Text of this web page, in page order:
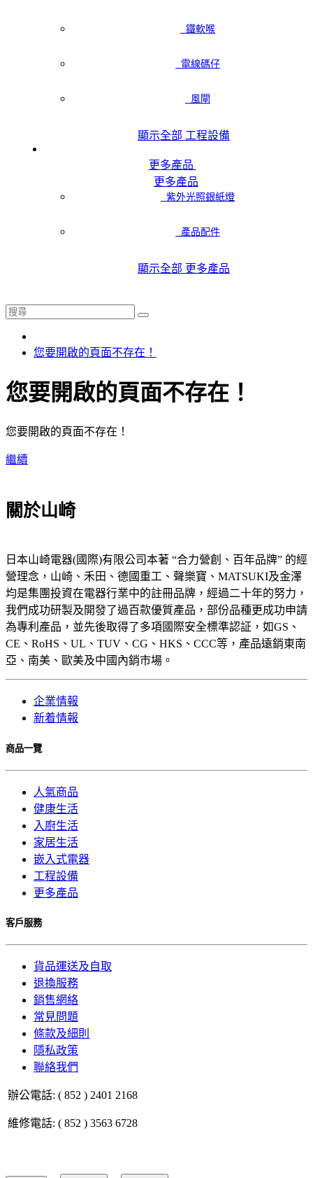
鐵軟喉
電線碼仔
風閘
顯示全部 工程設備
更多產品
更多產品
紫外光照銀紙燈
產品配件
顯示全部 更多產品
您要開啟的頁面不存在！
您要開啟的頁面不存在！
您要開啟的頁面不存在！
繼續
關於山崎
日本山崎電器(國際)有限公司本著 “合力營創、百年品牌” 的經
營理念，山崎、禾田、德國重工、聲樂寶、MATSUKI及金澤
均是集團投資在電器行業中的註冊品牌，經過二十年的努力，
我們成功研製及開發了過百款優質產品，部份品種更成功申請
為專利產品，並先後取得了多項國際安全標準認証，如GS、
CE、RoHS、UL、TUV、CG、HKS、CCC等，產品遠銷東南
亞、南美、歐美及中國內銷市場。
企業情報
新着情報
商品一覽
人氣商品
健康生活
入廚生活
家居生活
嵌入式電器
工程設備
更多產品
客戶服務
貨品運送及自取
退換服務
銷售網絡
常見問題
條款及細則
隱私政策
聯絡我們
辦公電話: ( 852 ) 2401 2168
維修電話: ( 852 ) 3563 6728